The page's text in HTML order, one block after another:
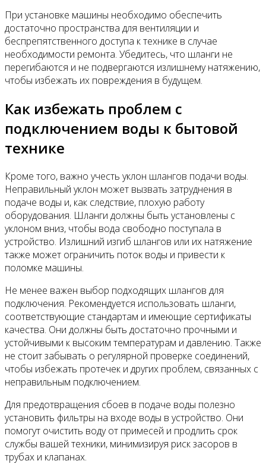
При установке машины необходимо обеспечить
достаточно пространства для вентиляции и
беспрепятственного доступа к технике в случае
необходимости ремонта. Убедитесь, что шланги не
перегибаются и не подвергаются излишнему натяжению,
чтобы избежать их повреждения в будущем.
Как избежать проблем с
подключением воды к бытовой
технике
Кроме того, важно учесть уклон шлангов подачи воды.
Неправильный уклон может вызвать затруднения в
подаче воды и, как следствие, плохую работу
оборудования. Шланги должны быть установлены с
уклоном вниз, чтобы вода свободно поступала в
устройство. Излишний изгиб шлангов или их натяжение
также может ограничить поток воды и привести к
поломке машины.
Не менее важен выбор подходящих шлангов для
подключения. Рекомендуется использовать шланги,
соответствующие стандартам и имеющие сертификаты
качества. Они должны быть достаточно прочными и
устойчивыми к высоким температурам и давлению. Также
не стоит забывать о регулярной проверке соединений,
чтобы избежать протечек и других проблем, связанных с
неправильным подключением.
Для предотвращения сбоев в подаче воды полезно
установить фильтры на входе воды в устройство. Они
помогут очистить воду от примесей и продлить срок
службы вашей техники, минимизируя риск засоров в
трубах и клапанах.